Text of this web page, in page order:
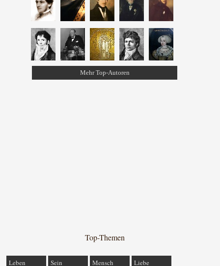
Mehr Top-Autoren
Top-Themen
Leben Sein Mensch Liebe